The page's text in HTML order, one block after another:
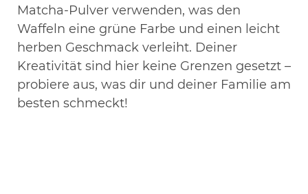
Matcha-Pulver verwenden, was den
Waffeln eine grüne Farbe und einen leicht
herben Geschmack verleiht. Deiner
Kreativität sind hier keine Grenzen gesetzt –
probiere aus, was dir und deiner Familie am
besten schmeckt!